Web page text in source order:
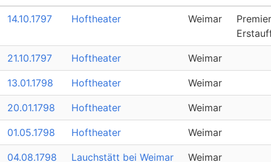
14.10.1797 Hoftheater Weimar
21.10.1797 Hoftheater Weimar
13.01.1798 Hoftheater Weimar
20.01.1798 Hoftheater Weimar
01.05.1798 Hoftheater Weimar
04.08.1798 Lauchstätt bei Weimar Weimar